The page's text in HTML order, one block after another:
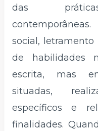
das
social,
de habilidades
escrita, mas
situadas,
específicos e
finalidades.